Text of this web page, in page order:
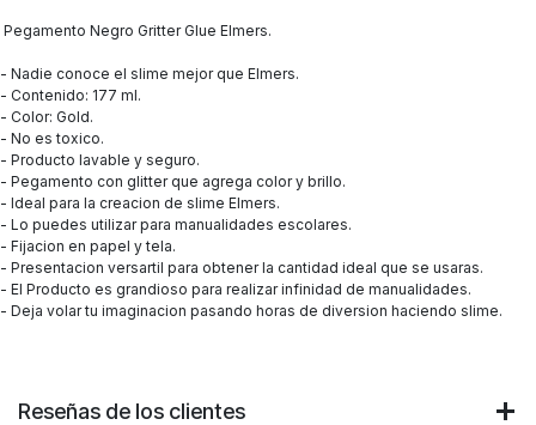
Pegamento Negro Gritter Glue Elmers.
- Nadie conoce el slime mejor que Elmers.
- Contenido: 177 ml.
- Color: Gold.
- No es toxico.
- Producto lavable y seguro.
- Pegamento con glitter que agrega color y brillo.
- Ideal para la creacion de slime Elmers.
- Lo puedes utilizar para manualidades escolares.
- Fijacion en papel y tela.
- Presentacion versartil para obtener la cantidad ideal que se usaras.
- El Producto es grandioso para realizar infinidad de manualidades.
- Deja volar tu imaginacion pasando horas de diversion haciendo slime.
Reseñas de los clientes